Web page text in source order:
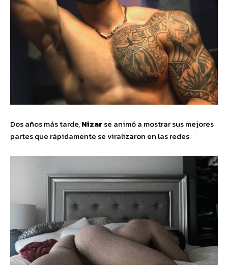
Dos años más tarde,Nizarse animó a mostrar sus mejores
partes que rápidamente se viralizaron en las redes